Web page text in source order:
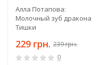
Алла Потапова:
Молочный зуб дракона
Тишки
229 грн. 239 грн.
0